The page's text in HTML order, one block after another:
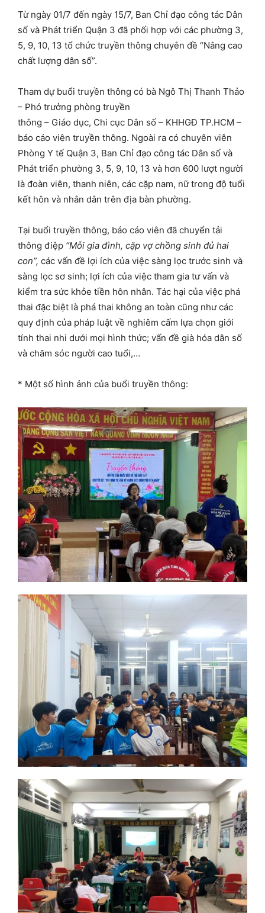
Từ ngày 01/7 đến ngày 15/7, Ban Chỉ đạo công tác Dân
số và Phát triển Quận 3 đã phối hợp với các phường 3,
5, 9, 10, 13 tổ chức truyền thông chuyên đề “Nâng cao
chất lượng dân số”.
Tham dự buổi truyền thông có bà Ngô Thị Thanh Thảo
– Phó trưởng phòng truyền
thông – Giáo dục, Chi cục Dân số – KHHGĐ TP.HCM –
báo cáo viên truyền thông. Ngoài ra có chuyên viên
Phòng Y tế Quận 3, Ban Chỉ đạo công tác Dân số và
Phát triển phường 3, 5, 9, 10, 13 và hơn 600 lượt người
là đoàn viên, thanh niên, các cặp nam, nữ trong độ tuổi
kết hôn và nhân dân trên địa bàn phường.
Tại buổi truyền thông, báo cáo viên đã chuyển tải
thông điệp “Mỗi gia đình, cặp vợ chồng sinh đủ hai
con”, các vấn đề lợi ích của việc sàng lọc trước sinh và
sàng lọc sơ sinh; lợi ích của việc tham gia tư vấn và
kiểm tra sức khỏe tiền hôn nhân. Tác hại của việc phá
thai đặc biệt là phá thai không an toàn cũng như các
quy định của pháp luật về nghiêm cấm lựa chọn giới
tính thai nhi dưới mọi hình thức; vấn đề già hóa dân số
và chăm sóc người cao tuổi,…
* Một số hình ảnh của buổi truyền thông: